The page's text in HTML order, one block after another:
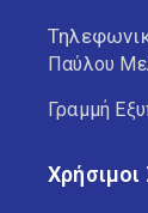
Παύλου
Γραμμή
Χρήσιμοι